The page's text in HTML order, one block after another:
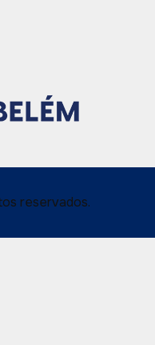
reservados.